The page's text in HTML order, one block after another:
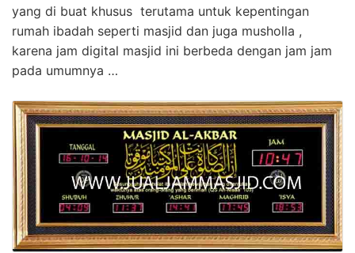
yang di buat khusus terutama untuk kepentingan
rumah ibadah seperti masjid dan juga musholla ,
karena jam digital masjid ini berbeda dengan jam jam
pada umumnya …